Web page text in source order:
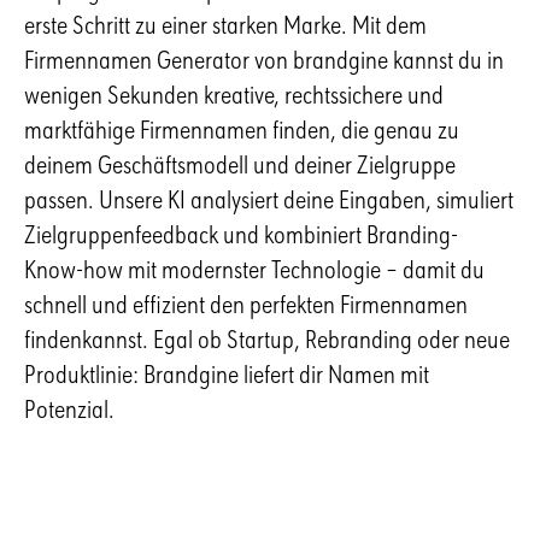
erste Schritt zu einer starken Marke. Mit dem
Firmennamen Generator von brandgine kannst du in
wenigen Sekunden kreative, rechtssichere und
marktfähige Firmennamen finden, die genau zu
deinem Geschäftsmodell und deiner Zielgruppe
passen. Unsere KI analysiert deine Eingaben, simuliert
Zielgruppenfeedback und kombiniert Branding-
Know-how mit modernster Technologie – damit du
schnell und effizient den perfekten Firmennamen
findenkannst. Egal ob Startup, Rebranding oder neue
Produktlinie: Brandgine liefert dir Namen mit
Potenzial.